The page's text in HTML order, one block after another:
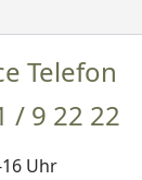
Telefon
/ 9 22 22
16 Uhr